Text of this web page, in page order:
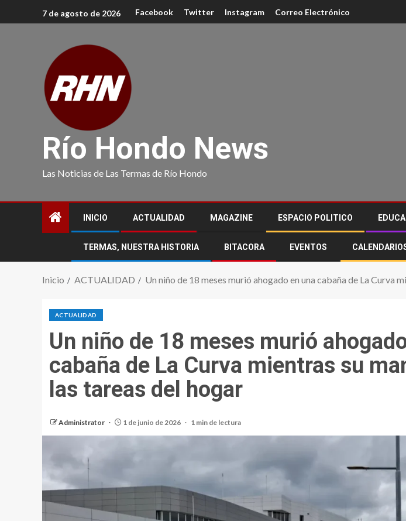
7 de agosto de 2026 Facebook Twitter Instagram Correo Electrónico
Río Hondo News
Las Noticias de Las Termas de Río Hondo
INICIO ACTUALIDAD MAGAZINE ESPACIO POLITICO
TERMAS, NUESTRA HISTORIA BITACORA EVENTOS
Inicio ACTUALIDAD Un niño de 18 meses murió ahogado en una cabaña de La Curva
ACTUALIDAD
Un niño de 18 meses murió
cabaña de La Curva mientras su
las tareas del hogar
Administrator 1 de junio de 2026 1 min de lectura